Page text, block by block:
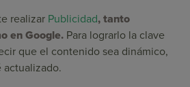
realizar Publicidad, tanto
en Google. Para lograrlo la clave
que el contenido sea dinámico,